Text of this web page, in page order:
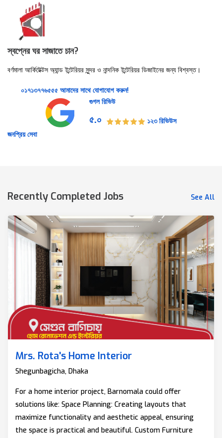
স্বপ্নের ঘর সাজাতে চান?
বর্ণমালা আর্কিটেক্টস অ্যান্ড ইন্টেরিয়র সুন্দর ও নান্দনিক ইন্টেরিয়র ডিজাইনের জন্য বিশ্বস্ত।
০১৭১৩৭৭৬৫৫৫ আমাদের সাথে যোগাযোগ করুন!
গুগল রিভিউ
৫.০
১২৩ রিভিউস
জনপ্রিয় সেবা
Recently Completed Jobs See All
Mrs. Rota's Home Interior
Shegunbagicha, Dhaka
For a home interior project, Barnomala could offer
solutions like: Space Planning: Creating layouts that
maximize functionality and aesthetic appeal, ensuring
the space is practical and beautiful. Custom Furniture